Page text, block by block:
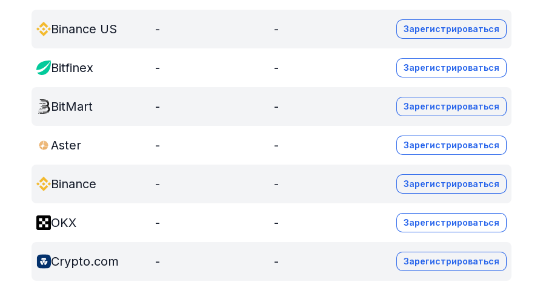
Binance US - - Зарегистрироваться
Bitfinex - - Зарегистрироваться
BitMart - - Зарегистрироваться
Aster - - Зарегистрироваться
Binance - - Зарегистрироваться
OKX - - Зарегистрироваться
Crypto.com - - Зарегистрироваться